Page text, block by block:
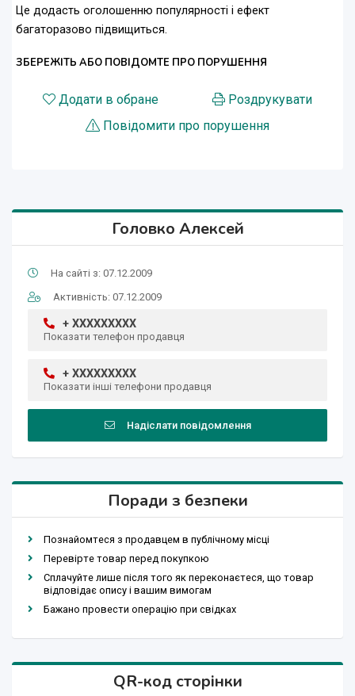
Це додасть оголошенню популярності і ефект
багаторазово підвищиться.
ЗБЕРЕЖІТЬ АБО ПОВІДОМТЕ ПРО ПОРУШЕННЯ
Додати в обране
Роздрукувати
Повідомити про порушення
Головко Алексей
На сайті з: 07.12.2009
Активність: 07.12.2009
+ XXXXXXXXX
Показати телефон продавця
+ XXXXXXXXX
Показати інші телефони продавця
Надіслати повідомлення
Поради з безпеки
Познайомтеся з продавцем в публічному місці
Перевірте товар перед покупкою
Сплачуйте лише після того як переконаєтеся, що товар
відповідає опису і вашим вимогам
Бажано провести операцію при свідках
QR-код сторінки